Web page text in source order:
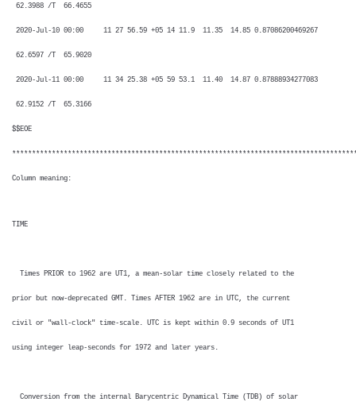
62.3988 /T 66.4655
2020-Jul-10 00:00 11 27 56.59 +05 14 11.9 11.35 14.85 0.87086200469267
62.6597 /T 65.9020
2020-Jul-11 00:00 11 34 25.38 +05 59 53.1 11.40 14.87 0.87888934277083
62.9152 /T 65.3166
$$EOE
Column meaning:
TIME
Times PRIOR to 1962 are UT1, a mean-solar time closely related to the
prior but now-deprecated GMT. Times AFTER 1962 are in UTC, the current
civil or "wall-clock" time-scale. UTC is kept within 0.9 seconds of UT1
using integer leap-seconds for 1972 and later years.
Conversion from the internal Barycentric Dynamical Time (TDB) of solar